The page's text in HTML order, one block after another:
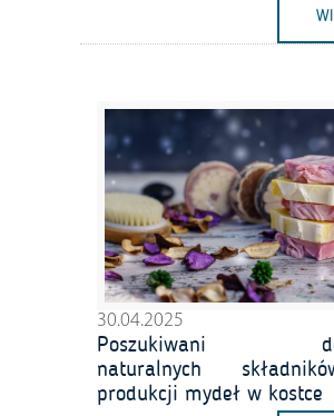
30.04.2025
Poszukiwani
naturalnych
produkcji mydeł w kostce